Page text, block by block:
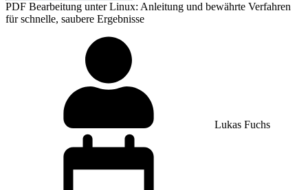
PDF Bearbeitung unter Linux: Anleitung und bewährte Verfahren
für schnelle, saubere Ergebnisse
Lukas Fuchs